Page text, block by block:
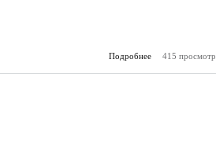
Подробнее
о
415